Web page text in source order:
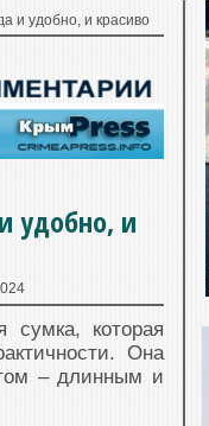
и удобно, и красиво
удобно, и
которая
Она
– длинным и